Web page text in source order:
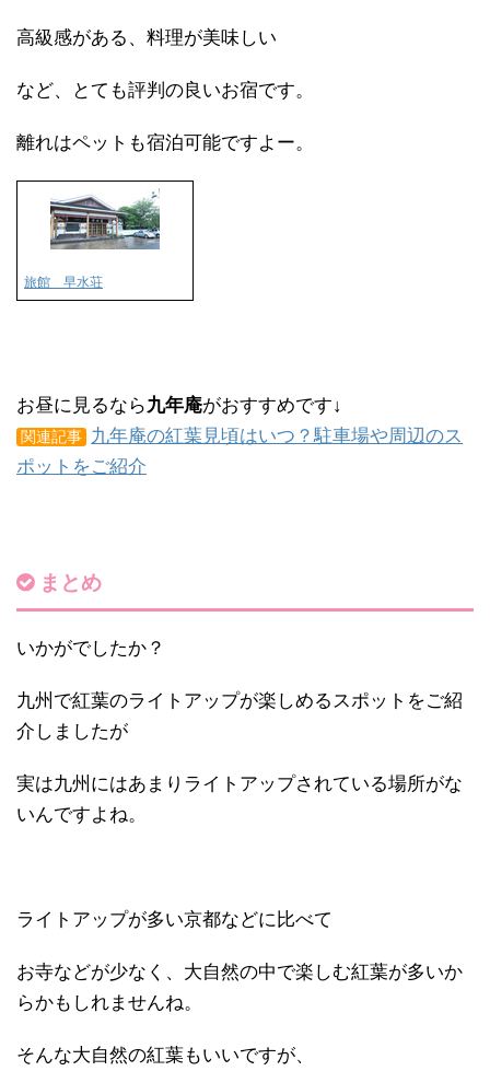
高級感がある、料理が美味しい
など、とても評判の良いお宿です。
離れはペットも宿泊可能ですよー。
旅館 早水荘
お昼に見るなら九年庵がおすすめです↓
関連記事 九年庵の紅葉見頃はいつ？駐車場や周辺のス
ポットをご紹介
まとめ
いかがでしたか？
九州で紅葉のライトアップが楽しめるスポットをご紹
介しましたが
実は九州にはあまりライトアップされている場所がな
いんですよね。
ライトアップが多い京都などに比べて
お寺などが少なく、大自然の中で楽しむ紅葉が多いか
らかもしれませんね。
そんな大自然の紅葉もいいですが、